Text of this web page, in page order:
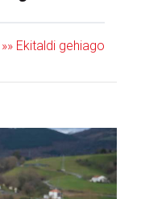
»» Ekitaldi gehiago